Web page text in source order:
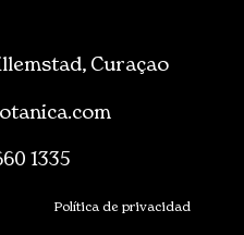
Curaçao
1335
Política de privacidad